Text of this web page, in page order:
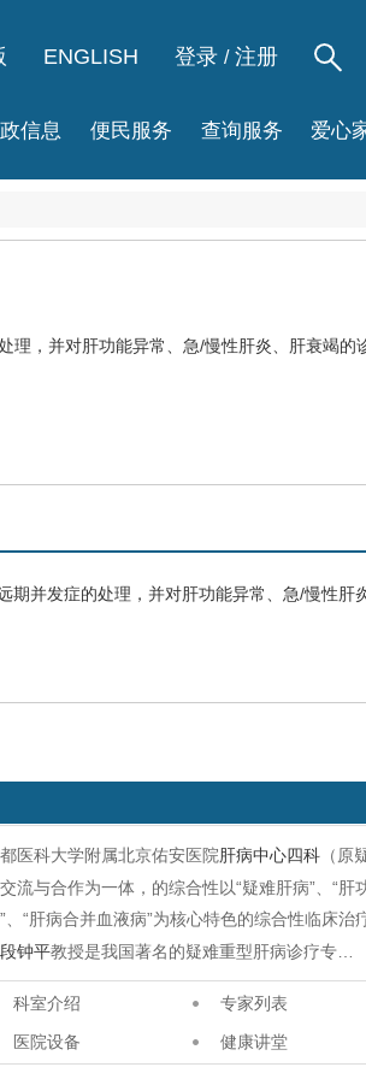
ENGLISH 登录 / 注册
信息 便民服务 查询服务 爱心
，并对肝功能异常、急/慢性肝炎、
肝衰竭的
并发症的处理，并对肝功能异常、急/慢性肝炎
医科大学附属北京佑安医院肝病中心四科 （
流与合作为一体，的综合性以“疑难肝病”、“肝
、“肝病合并血液病”为核心特色的综合性临床
段钟平教授是我国著名的疑难重型肝病诊疗专…
科室介绍 专家列表
医院设备
健康讲堂